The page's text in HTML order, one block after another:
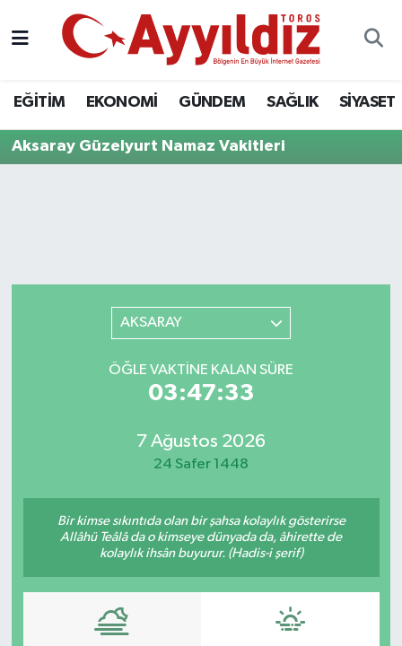
EĞİTİM EKONOMİ GÜNDEM SAĞLIK SİYASET
Aksaray Güzelyurt Namaz Vakitleri
AKSARAY
ÖĞLE VAKTINE KALAN SÜRE
03:47:33
7 Ağustos 2026
24 Safer 1448
Bir kimse sıkıntıda olan bir şahsa kolaylık gösterirse
Allâhü Teâlâ da o kimseye dünyada da, âhirette de
kolaylık ihsân buyurur. (Hadis-i şerif)